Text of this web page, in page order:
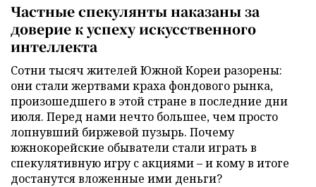
Частные спекулянты наказаны за
доверие к успеху искусственного
интеллекта
Сотни тысяч жителей Южной Кореи разорены:
они стали жертвами краха фондового рынка,
произошедшего в этой стране в последние дни
июля. Перед нами нечто большее, чем просто
лопнувший биржевой пузырь. Почему
южнокорейские обыватели стали играть в
спекулятивную игру с акциями – и кому в итоге
достанутся вложенные ими деньги?